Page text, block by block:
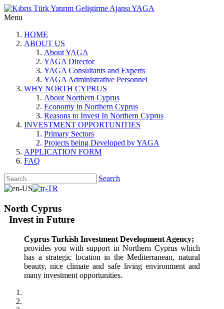
Menu
HOME
ABOUT US
About YAGA
YAGA Director
YAGA Consultants and Experts
YAGA Administrative Personnel
WHY NORTH CYPRUS
About Northern Cyprus
Economy in Northern Cyprus
Reasons to Invest In Northern Cyprus
INVESTMENT OPPORTUNITIES
Primary Sectors
Projects being Developed by YAGA
APPLICATION FORM
FAQ
Search
North Cyprus
Invest in Future
Cyprus Turkish Investment Development Agency;
provides you with support in Northern Cyprus which
has a strategic location in the Mediterranean, natural
beauty, nice climate and safe living environment and
many investment opportunities.